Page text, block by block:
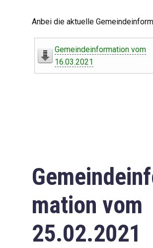
Leben in Oberdorf
Downloads
Impressum
Datenschutzerklärung
Anbei die aktuelle
Gemeindeinformation vom
16.03.2021
mation vom
25.02.2021